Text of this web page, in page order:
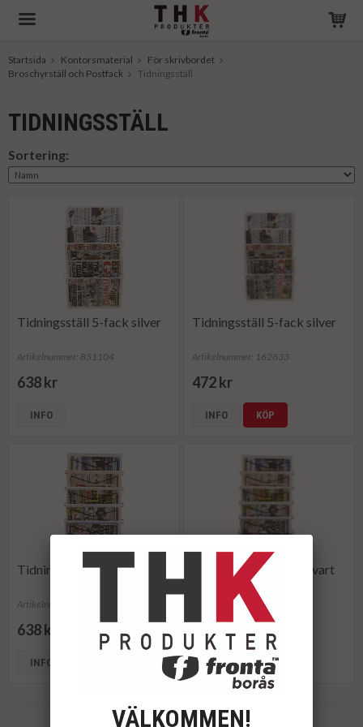
Produkten har blivit tillagd i varukorgen
Startsida Kontorsmaterial
För skrivbordet
Broschyrställ och Postfack
Tidningsställ
TIDNINGSSTÄLL
Sortering:
Tidningsställ 5-fack silver
Artikelnummer: 851104
638 kr
INFO
Tidningsställ 5-fack silver
Artikelnummer: 162833
472 kr
INFO KÖP
Tidningsställ 5-fack svart
Artikelnummer: 851103
638 kr
INFO
Tidningsställ 5-fack svart
Artikelnummer: 162832
472 kr
INFO KÖP
VÄLKOMMEN!